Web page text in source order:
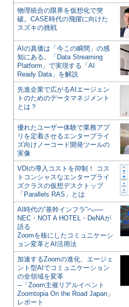
物理統合の限界を仮想化で突
破。CASE時代の飛躍に向けた
スズキの挑戦
AIの真価は「今この瞬間」の感
知にある。「Data Streaming
Platform」で実現する「AI
Ready Data」を解説
先進企業で広がるAIエージェン
トのためのデータマネジメント
とは？
優れたユーザー体験で業務アプ
リを定着させるエンタープライ
ズ向けノーコード開発ツールの
実像
VDIの導入コストを抑制！ コス
トコンシャスなエンタープライ
ズクラスの仮想デスクトップ
「Parallels RAS」とは
AI時代の“基幹インフラ”へ──
NEC・NOT A HOTEL・DeNAが
語る
Zoomを核にしたコミュニケーシ
ョン変革とAI活用法
加速するZoomの進化、エージェ
ント型AIでコミュニケーション
の全領域を変革
─「Zoom主催リアルイベント
Zoomtopia On the Road Japan」
レポート